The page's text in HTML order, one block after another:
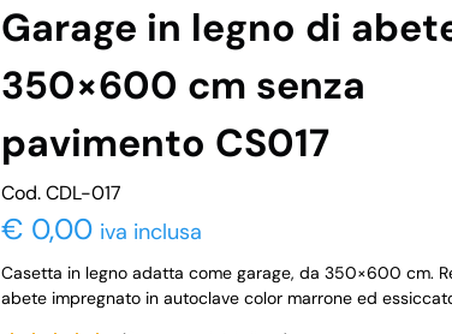
Garage in legno di
350×600 cm senza
pavimento CS017
Cod. CDL-017
€ 0,00 iva inclusa
Casetta in legno adatta come garage, da 350×600 cm.
abete impregnato in autoclave color marrone ed